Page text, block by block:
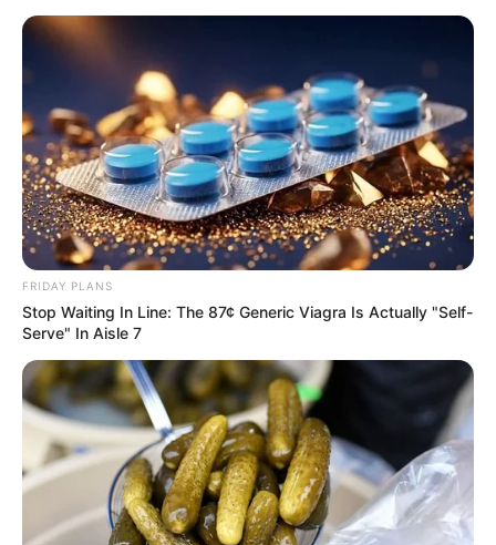
SHARE THIS Share it Tweet
Share it Pin it
PUBLICAÇÕES RELACIONADAS
Notícia
PRÓXIMA MATÉRIA
Estudo aponta que GPT-5 é
mais perigoso para a saúde
que versão anterior...
PUBLICAÇÃO RECENTE
Trabalhadores ganham novo
capítulo: Câmara aprova fim
da escala 6×1 e Hugo Motta
chama votação de marco
histórico.
FRIDAY PLANS
Stop Waiting In Line: The 87¢ Generic Viagra Is Actually "Self-
Serve" In Aisle 7